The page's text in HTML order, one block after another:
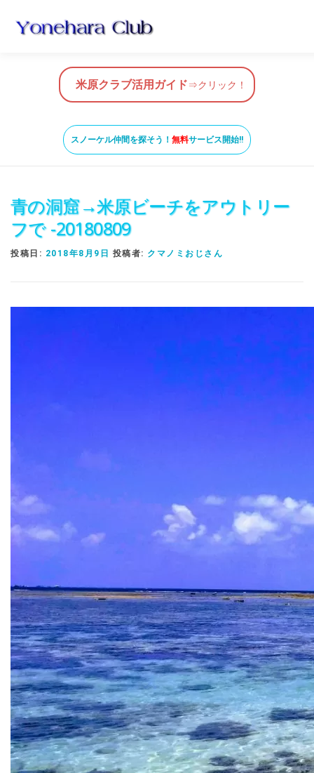
HOME 米原クラブ活用ガイド スノーケルガイド
米原ビーチの知っておきたいこと SNORKEL BUDDY
米原クラブ活用ガイド⇒クリック！
スノーケル仲間を探そう！ 無料サービス開始!!
青の洞窟→米原ビーチをアウトリー
フで -20180809
投稿日: 2018年8月9日 投稿者: クマノミおじさん